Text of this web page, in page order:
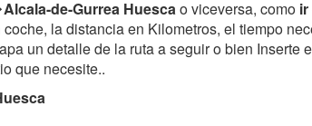
de-Gurrea Huescao viceversa, como
la distancia en Kilometros, el tiempo
un detalle de la ruta a seguir o bien Inserte
que necesite..